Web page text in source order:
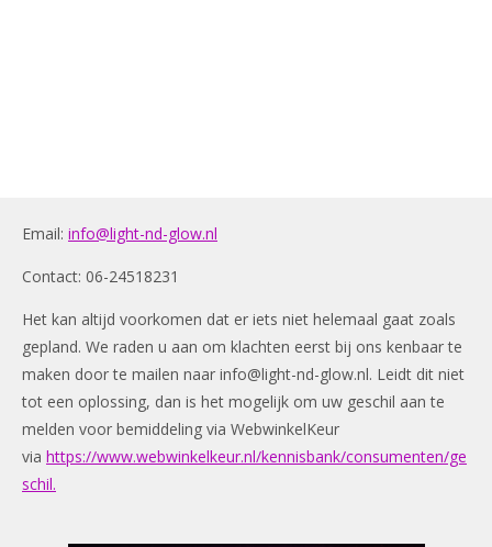
Email: info@light-nd-glow.nl
Contact: 06-24518231
Het kan altijd voorkomen dat er iets niet helemaal gaat zoals
gepland. We raden u aan om klachten eerst bij ons kenbaar te
maken door te mailen naar info@light-nd-glow.nl. Leidt dit niet
tot een oplossing, dan is het mogelijk om uw geschil aan te
melden voor bemiddeling via WebwinkelKeur
via https://www.webwinkelkeur.nl/kennisbank/consumenten/ge
schil.